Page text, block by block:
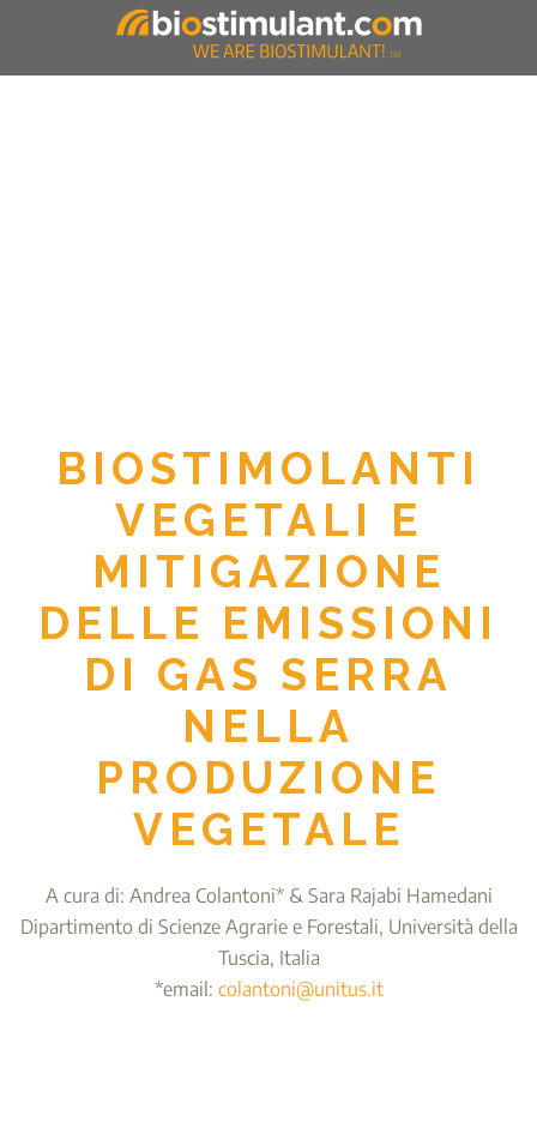
BIOSTIMOLANTI
VEGETALI E
MITIGAZIONE
DELLE EMISSIONI
DI GAS SERRA
NELLA
PRODUZIONE
VEGETALE
A cura di: Andrea Colantoni* & Sara Rajabi Hamedani
Dipartimento di Scienze Agrarie e Forestali, Università della
Tuscia, Italia
*email: colantoni@unitus.it